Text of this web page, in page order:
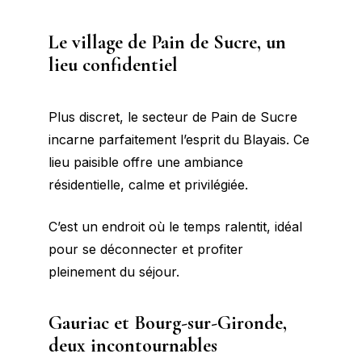
Le village de Pain de Sucre, un
lieu confidentiel
Plus discret, le secteur de Pain de Sucre
incarne parfaitement l’esprit du Blayais. Ce
lieu paisible offre une ambiance
résidentielle, calme et privilégiée.
C’est un endroit où le temps ralentit, idéal
pour se déconnecter et profiter
pleinement du séjour.
Gauriac et Bourg-sur-Gironde,
deux incontournables